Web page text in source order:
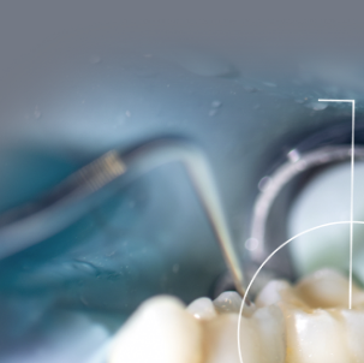
ПОЛНОЕ УДАЛЕНИЕ КИСТЫ